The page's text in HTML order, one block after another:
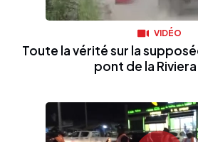
VIDÉO
Toute la vérité sur la
pont de la